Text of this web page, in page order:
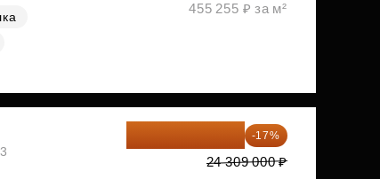
455 255 ₽ за м²
-17%
24 309 000 ₽